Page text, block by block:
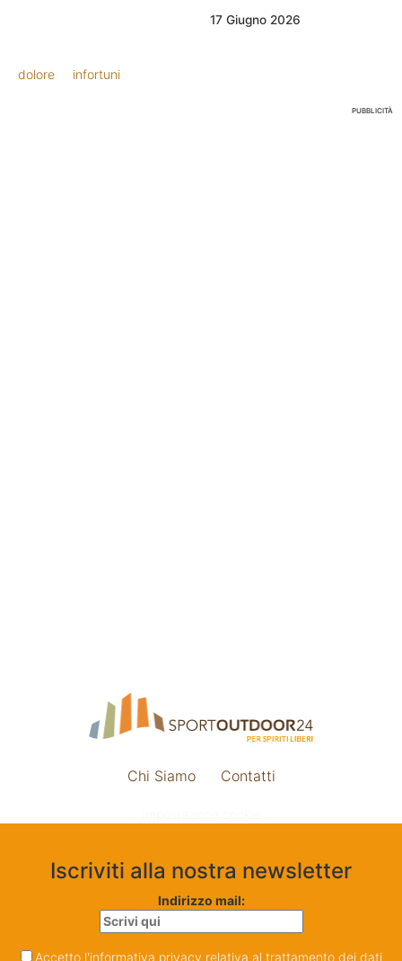
17 Giugno 2026
dolore infortuni
PUBBLICITÀ
Chi Siamo Contatti
Iscriviti alla nostra newsletter
Indirizzo mail:
Accetto l'informativa privacy relativa al trattamento dei dati